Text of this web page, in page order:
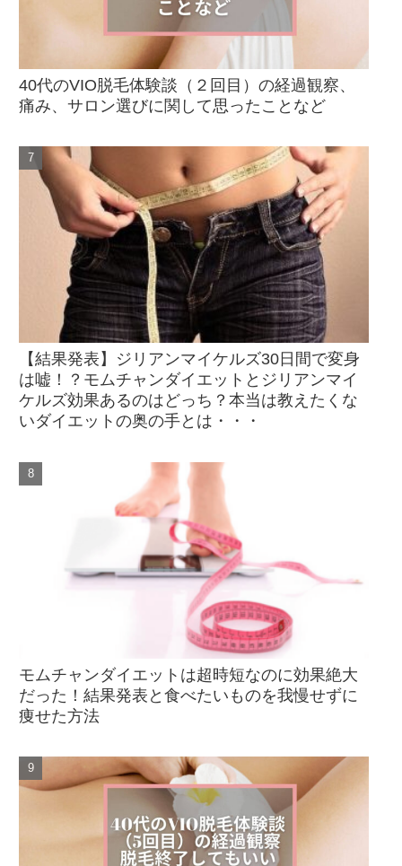
40代のVIO脱毛体験談（２回目）の経過観察、
痛み、サロン選びに関して思ったことなど
【結果発表】ジリアンマイケルズ30日間で変身
は嘘！？モムチャンダイエットとジリアンマイ
ケルズ効果あるのはどっち？本当は教えたくな
いダイエットの奥の手とは・・・
モムチャンダイエットは超時短なのに効果絶大
だった！結果発表と食べたいものを我慢せずに
痩せた方法